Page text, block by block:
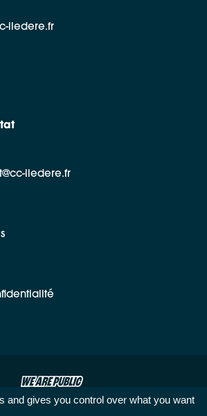
iledere.fr
iledere.fr
and gives you control over what you want